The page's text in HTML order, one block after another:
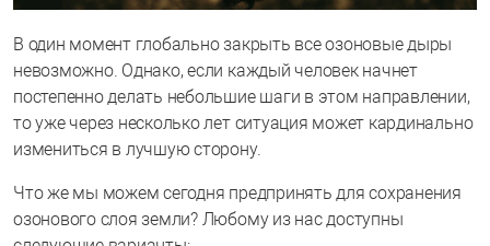
В один момент глобально закрыть все озоновые дыры
невозможно. Однако, если каждый человек начнет
постепенно делать небольшие шаги в этом направлении,
то уже через несколько лет ситуация может кардинально
измениться в лучшую сторону.
Что же мы можем сегодня предпринять для сохранения
озонового слоя земли? Любому из нас доступны